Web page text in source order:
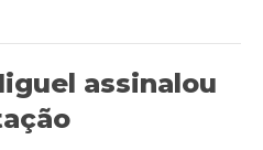
assinalou